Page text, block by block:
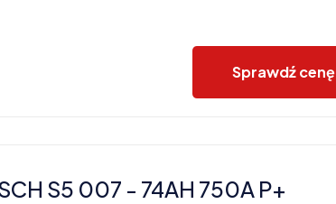
Sprawdź cenę
S5 007 - 74AH 750A P+